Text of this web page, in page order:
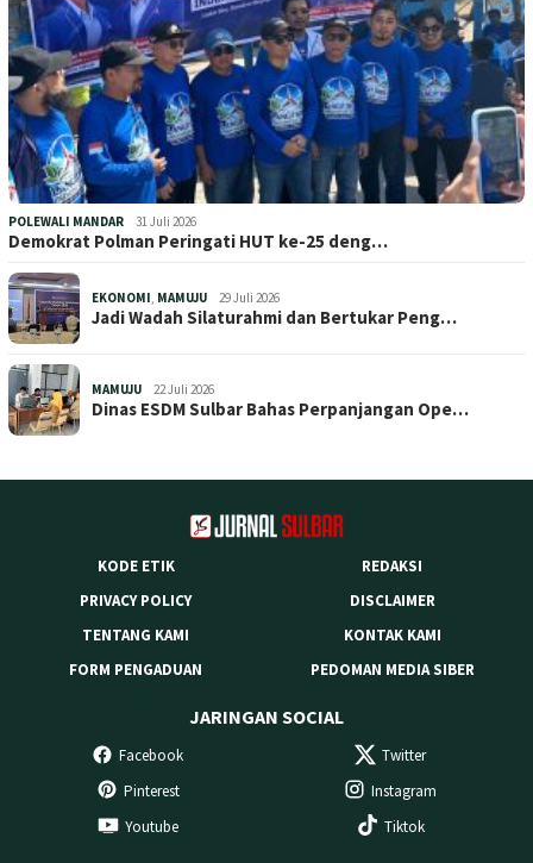
POLEWALI MANDAR 31 Juli 2026
Demokrat Polman Peringati HUT ke-25 deng…
EKONOMI, MAMUJU 29 Juli 2026
Jadi Wadah Silaturahmi dan Bertukar Peng…
MAMUJU 22 Juli 2026
Dinas ESDM Sulbar Bahas Perpanjangan Ope…
KODE ETIK
REDAKSI
PRIVACY POLICY
DISCLAIMER
TENTANG KAMI
KONTAK KAMI
FORM PENGADUAN
PEDOMAN MEDIA SIBER
JARINGAN SOCIAL
Facebook
Twitter
Pinterest
Instagram
Youtube
Tiktok